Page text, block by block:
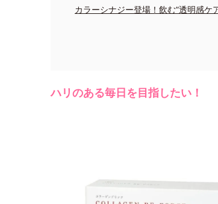
カラーシナジー登場！飲む“透明感ケ
ハリのある毎日を目指したい！